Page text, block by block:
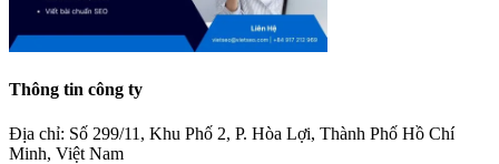
Thông tin công ty
Địa chỉ: Số 299/11, Khu Phố 2, P. Hòa Lợi, Thành Phố Hồ Chí
Minh, Việt Nam